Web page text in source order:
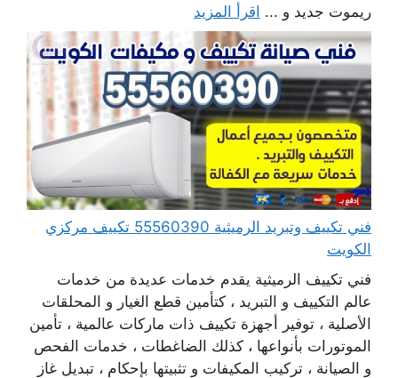
ريموت جديد و ... اقرأ المزيد
فني تكييف وتبريد الرميثية 55560390 تكييف مركزي
الكويت
فني تكييف الرميثية يقدم خدمات عديدة من خدمات
عالم التكييف و التبريد ، كتأمين قطع الغيار و المحلقات
الأصلية ، توفير أجهزة تكييف ذات ماركات عالمية ، تأمين
الموتورات بأنواعها ، كذلك الضاغطات ، خدمات الفحص
و الصيانة ، تركيب المكيفات و تثبيتها بإحكام ، تبديل غاز